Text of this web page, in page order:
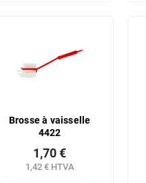
Brosse à vaisselle
4422
1,42 € HTVA
1,70 €